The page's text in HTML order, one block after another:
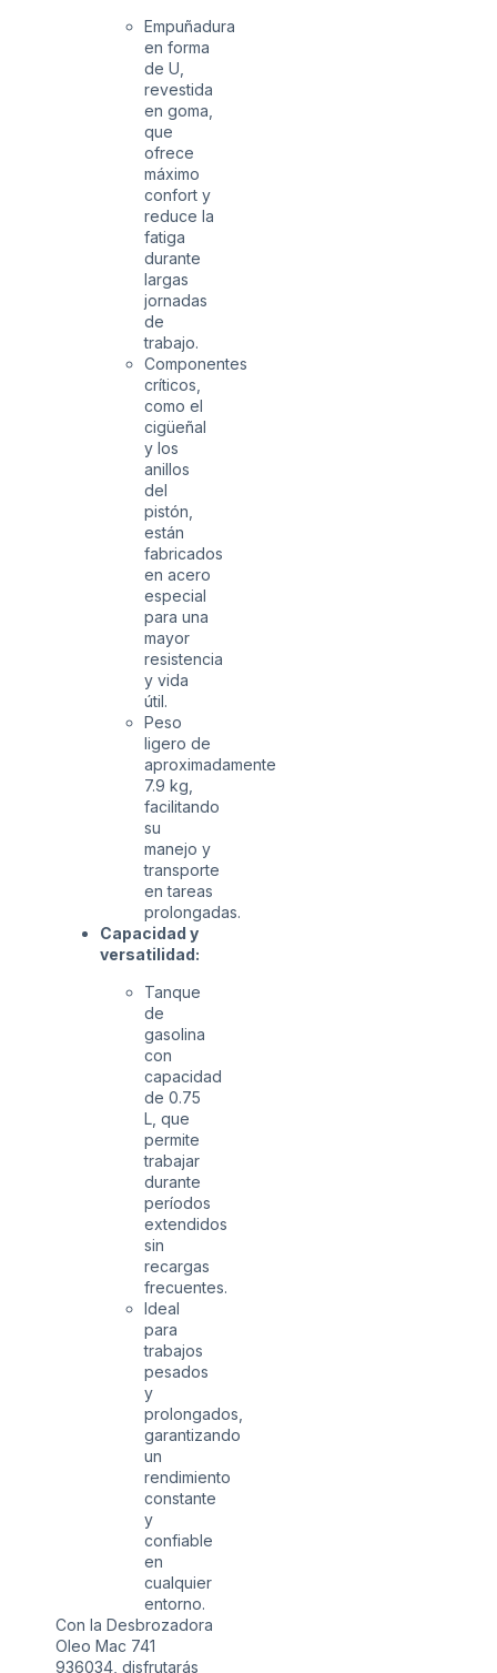
Empuñadura
en forma
de U,
revestida
en goma,
que
ofrece
máximo
confort y
reduce la
fatiga
durante
largas
jornadas
de
trabajo.
Componentes
críticos,
como el
cigüeñal
y los
anillos
del
pistón,
están
fabricados
en acero
especial
para una
mayor
resistencia
y vida
útil.
Peso
ligero de
aproximadamente
7.9 kg,
facilitando
su
manejo y
transporte
en tareas
prolongadas.
Capacidad y
versatilidad:
Tanque
de
gasolina
con
capacidad
de 0.75
L, que
permite
trabajar
durante
períodos
extendidos
sin
recargas
frecuentes.
Ideal
para
trabajos
pesados
y
prolongados,
garantizando
un
rendimiento
constante
y
confiable
en
cualquier
entorno.
Con la Desbrozadora
Oleo Mac 741
936034, disfrutarás